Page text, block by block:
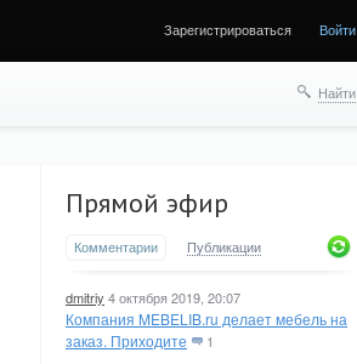
Зарегистрироваться Войти
Найти
Прямой эфир
Комментарии Публикации
dmitriy 4 октября 2019, 20:07
Компания MEBELIB.ru делает мебель на
заказ. Приходите
1